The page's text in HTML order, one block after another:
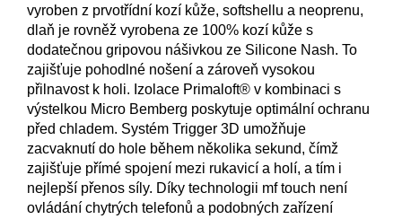
vyroben z prvotřídní kozí kůže, softshellu a neoprenu,
dlaň je rovněž vyrobena ze 100% kozí kůže s
dodatečnou gripovou nášivkou ze Silicone Nash. To
zajišťuje pohodlné nošení a zároveň vysokou
přilnavost k holi. Izolace Primaloft® v kombinaci s
výstelkou Micro Bemberg poskytuje optimální ochranu
před chladem. Systém Trigger 3D umožňuje
zacvaknutí do hole během několika sekund, čímž
zajišťuje přímé spojení mezi rukavicí a holí, a tím i
nejlepší přenos síly. Díky technologii mf touch není
ovládání chytrých telefonů a podobných zařízení